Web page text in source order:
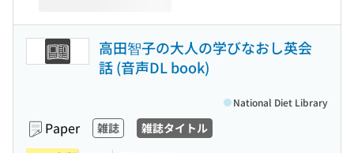
高田智子の大人の学びなおし英会
話 (音声DL book)
Paper 雑誌 雑誌タイトル
National Diet Library